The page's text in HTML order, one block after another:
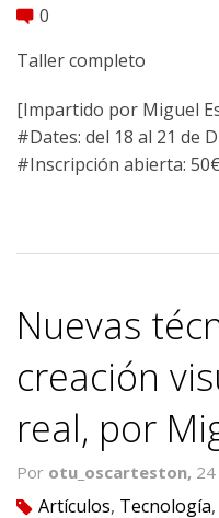
comment 0
Taller completo
[Impartido por Miguel
#Dates: del 18 al 21 de
#Inscripción abierta:
Nuevas
creación
real, por
Por otu_oscarteston,
tag Artículos, Tecnología,